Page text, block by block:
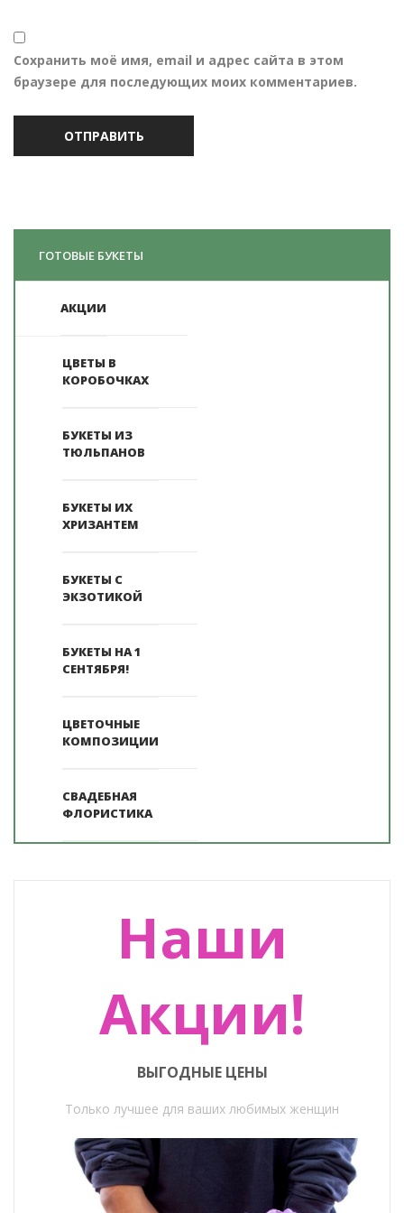
Сохранить моё имя, email и адрес сайта в этом
браузере для последующих моих комментариев.
ГОТОВЫЕ БУКЕТЫ
АКЦИИ
ЦВЕТЫ В
КОРОБОЧКАХ
БУКЕТЫ ИЗ
ТЮЛЬПАНОВ
БУКЕТЫ ИХ
ХРИЗАНТЕМ
БУКЕТЫ С
ЭКЗОТИКОЙ
БУКЕТЫ НА 1
СЕНТЯБРЯ!
ЦВЕТОЧНЫЕ
КОМПОЗИЦИИ
СВАДЕБНАЯ
ФЛОРИСТИКА
Наши
Акции!
ВЫГОДНЫЕ ЦЕНЫ
Только лучшее для ваших любимых женщин